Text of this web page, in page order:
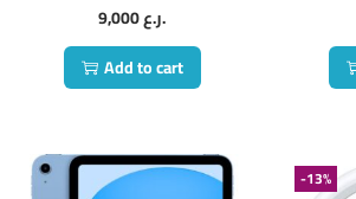
9,000
ر.ع.
Add to cart
-13%